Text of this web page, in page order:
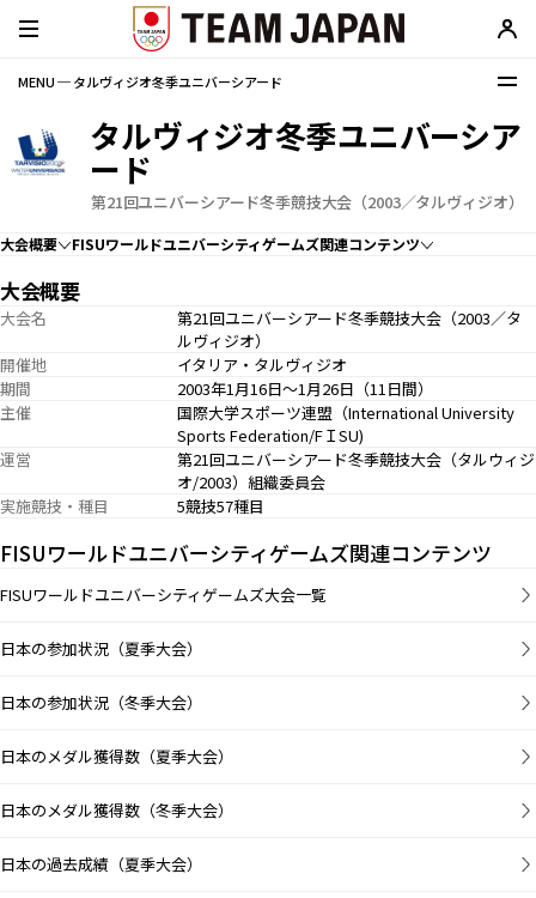
MENU ─ タルヴィジオ冬季ユニバーシアード
タルヴィジオ冬季ユニバーシア
ード
第21回ユニバーシアード冬季競技大会（2003／タルヴィジオ）
大会概要 FISUワールドユニバーシティゲームズ関連コンテンツ
大会概要
大会名
第21回ユニバーシアード冬季競技大会（2003／タ
ルヴィジオ）
開催地
イタリア・タルヴィジオ
期間
2003年1月16日〜1月26日（11日間）
主催
国際大学スポーツ連盟（International University
Sports Federation/FＩSU)
運営
第21回ユニバーシアード冬季競技大会（タルウィジ
オ/2003）組織委員会
実施競技・種目
5競技57種目
FISUワールドユニバーシティゲームズ関連コンテンツ
FISUワールドユニバーシティゲームズ大会一覧
日本の参加状況（夏季大会）
日本の参加状況（冬季大会）
日本のメダル獲得数（夏季大会）
日本のメダル獲得数（冬季大会）
日本の過去成績（夏季大会）